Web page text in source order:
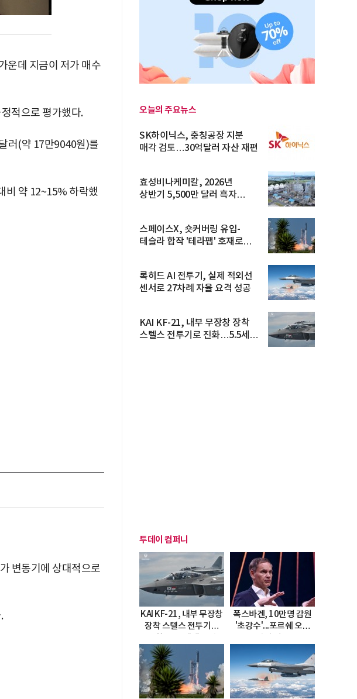
운데 지금이 저가 매수
적으로 평가했다.
러(약 17만9040원)를
비 약 12~15% 하락했
변동기에 상대적으로
오늘의 주요뉴스
SK하이닉스, 충칭공장 지분
매각 검토…30억달러 자산 재편
효성비나케미칼, 2026년
상반기 5,500만 달러 흑자
스페이스X, 숏커버링 유입-
테슬라 합작 '테라팹' 호재로
록히드 AI 전투기, 실제 적외선
센서로 27차례 자율 요격 성공
KAI KF-21, 내부 무장창 장착
스텔스 전투기로 진화…5.5세대
투데이 컴퍼니
KAI KF-21, 내부 무장창
장착 스텔스 전투기로
폭스바겐, 10만명 감원
'초강수'...포르쉐 오너